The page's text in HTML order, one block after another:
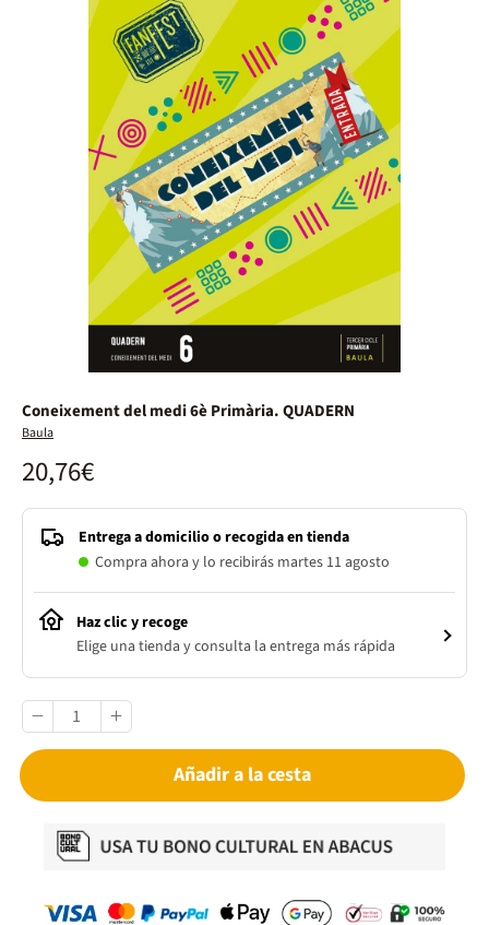
Coneixement del medi 6è Primària. QUADERN
Baula
20,76€
Entrega a domicilio o recogida en tienda
Compra ahora y lo recibirás martes 11 agosto
Haz clic y recoge
Elige una tienda y consulta la entrega más rápida
Añadir a la cesta